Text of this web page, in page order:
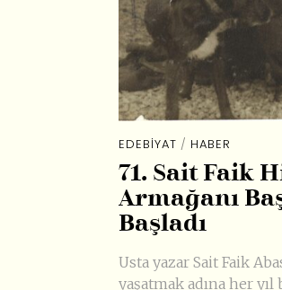
EDEBIYAT / HABER
71. Sait Faik
Armağanı
Başladı
Usta yazar Sait Faik
yaşatmak adına her